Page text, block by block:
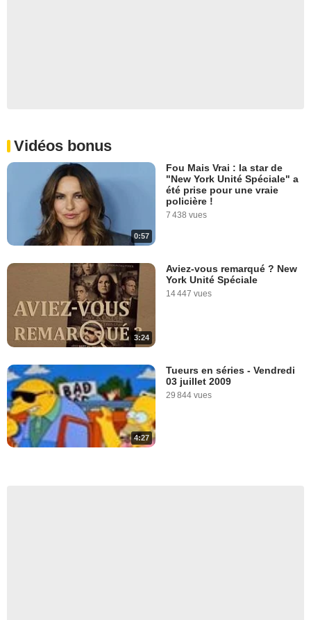
Vidéos bonus
0:57
Fou Mais Vrai : la star de
"New York Unité Spéciale" a
été prise pour une vraie
policière !
7 438 vues
3:24
Aviez-vous remarqué ? New
York Unité Spéciale
14 447 vues
4:27
Tueurs en séries - Vendredi
03 juillet 2009
29 844 vues